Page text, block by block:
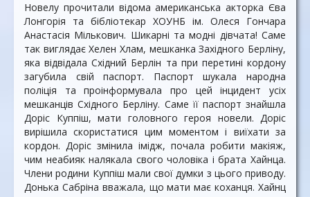
Новелу прочитали відома американська акторка Єва
Лонгорія та бібліотекар ХОУНБ ім. Олеся Гончара
Анастасія Мількович. Шикарні та модні дівчата! Саме
так виглядає Хелен Хлам, мешканка Західного Берліну,
яка відвідала Східний Берлін та при перетині кордону
загубила свій паспорт. Паспорт шукала народна
поліція та проінформувала про цей інцидент усіх
мешканців Східного Берліну. Саме її паспорт знайшла
Доріс Куппіш, мати головного героя новели. Доріс
вирішила скористатися цим моментом і виїхати за
кордон. Доріс змінила імідж, почала робити макіяж,
чим неабияк налякала свого чоловіка і брата Хайнца.
Члени родини Куппіш мали свої думки з цього приводу.
Донька Сабріна вважала, що мати має коханця. Хайнц